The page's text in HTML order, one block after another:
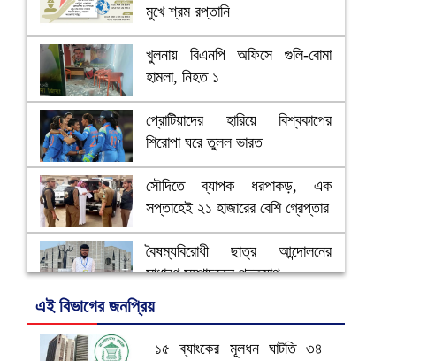
মুখে শ্রম রপ্তানি
খুলনায় বিএনপি অফিসে গুলি-বোমা
হামলা, নিহত ১
প্রোটিয়াদের হারিয়ে বিশ্বকাপের
শিরোপা ঘরে তুলল ভারত
সৌদিতে ব্যাপক ধরপাকড়, এক
সপ্তাহেই ২১ হাজারের বেশি গ্রেপ্তার
বৈষম্যবিরোধী ছাত্র আন্দোলনের
সাধারণ সম্পাদকের পদত্যাগ
ভিউ বাড়াতে রাম দা হাতে ফেসবুকে
ভিডিও পোস্ট শিক্ষকের
এই বিভাগের জনপ্রিয়
১৫ ব্যাংকের মূলধন ঘাটতি ৩৪